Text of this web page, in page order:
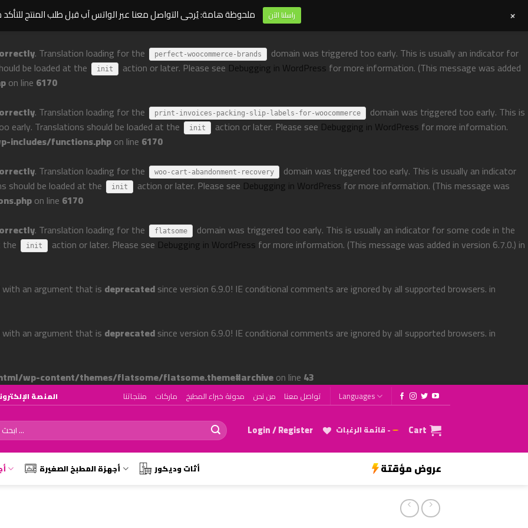
. Translation loading for the perfect-woocommerce-brands
domain was triggered too early. This is usually an indicator for
be loaded at the
init action or later. Please see Debugging in WordPress for more information. (This message was added
on line 6170
. Translation loading for the print-invoices-packing-slip-labels-for-woocommerce
domain was triggered too early. This is
early. Translations should be loaded at the
init action or later. Please see Debugging in WordPress for more information.
functions.phpon line 6170
. Translation loading for the woo-cart-abandonment-recovery
domain was triggered too early. This is usually an indicator
should be loaded at the
init action or later. Please see Debugging in WordPress for more information. (This message was
on line 6170
. Translation loading for the flatsome
domain was triggered too early. This is usually an indicator for some code in the
the
init action or later. Please see Debugging in WordPress for more information. (This message was added in version 6.7.0.) in
with an argument that is deprecatedsince version 6.9.0! IE conditional comments are ignored by all supported browsers. in
with an argument that is deprecatedsince version 6.9.0! IE conditional comments are ignored by all supported browsers. in
wp-content/themes/flatsome/flatsome.theme#archiveon line 43
المنصة الإلكترونية رقم ١ لتصميم وتجهيز منتجاتنا ماركات مدونة خبراء المطبخ من نحن تواصل معنا Languages
Login / Register قائمة الرغبات - Cart
أجهزة المطبخ الصغيرة أثات وديكور عروض مؤقتة
ملحوظة هامة: يُرجى التواصل معنا عبر الواتس آب قبل طلب المنتج راسلنا الآن +